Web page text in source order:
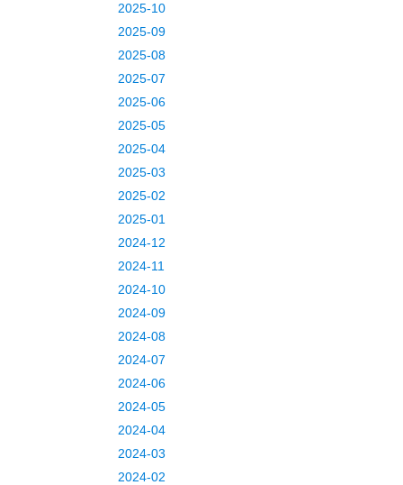
2025-10
2025-09
2025-08
2025-07
2025-06
2025-05
2025-04
2025-03
2025-02
2025-01
2024-12
2024-11
2024-10
2024-09
2024-08
2024-07
2024-06
2024-05
2024-04
2024-03
2024-02